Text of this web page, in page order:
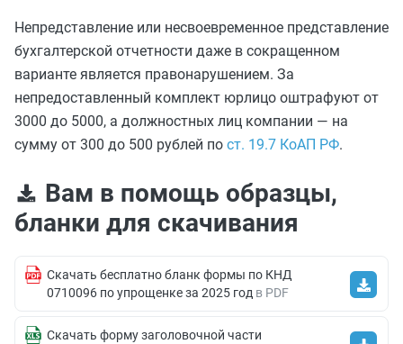
Непредставление или несвоевременное представление
бухгалтерской отчетности даже в сокращенном
варианте является правонарушением. За
непредоставленный комплект юрлицо оштрафуют от
3000 до 5000, а должностных лиц компании — на
сумму от 300 до 500 рублей по ст. 19.7 КоАП РФ.
Вам в помощь образцы,
бланки для скачивания
Скачать бесплатно бланк формы по КНД
0710096 по упрощенке за 2025 год в PDF
Скачать форму заголовочной части